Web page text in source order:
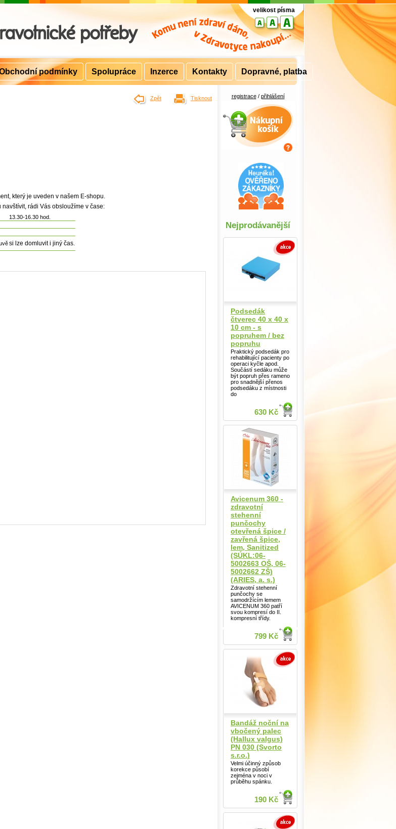
který je uveden v našem E-shopu.
rádi Vás obsloužíme v čase:
13.30-16.30 hod.
si lze domluvit i jiný čas.
registrace/ přihlášení
Nákupní košík
velikost písma
Tisknout
Zpět
Nejprodávanější
Podsedák
čtverec 40 x 40 x
10 cm - s
popruhem / bez
popruhu
Praktický podsedák pro
rehabilitující pacienty po
operaci kyčle apod.
Součástí sedáku může
být popruh přes rameno
pro snadnější přenos
podsedáku z místnosti
do
630 Kč
Avicenum 360 -
zdravotní
stehenní
punčochy
otevřená špice /
zavřená špice,
lem, Sanitized
(SÚKL:06-
5002663 OŠ, 06-
5002662 ZŠ)
(ARIES, a. s.)
Zdravotní stehenní
punčochy se
samodržícím lemem
AVICENUM 360 patří
svou kompresí do II.
kompresní třídy.
799 Kč
Bandáž noční na
vbočený palec
(Hallux valgus)
PN 030 (Svorto
s.r.o.)
Velmi účinný způsob
korekce působí
zejména v noci v
průběhu spánku.
190 Kč
podmínky Spolupráce Inzerce Kontakty Dopravné, platba